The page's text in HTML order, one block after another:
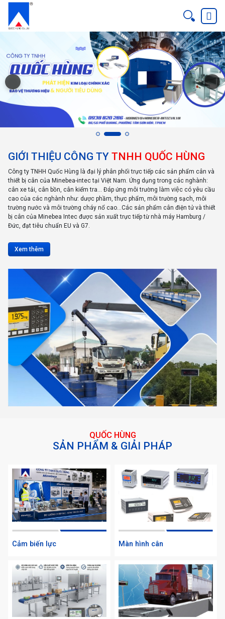
GIỚI THIỆU CÔNG TYTNHH QUỐC HÙNG
Công ty TNHH Quốc Hùng là đại lý phân phối trực tiếp các sản phẩm cân và
thiết bị cân của Minebea-intec tại Việt Nam. Ứng dụng trong các nghành:
cân xe tải, cân bồn, cân kiểm tra... Đáp ứng môi trường làm việc có yêu cầu
cao của các nghành như: dược phầm, thực phẩm, môi trường sạch, môi
trường nước và môi trường cháy nổ cao...Các sản phẩm cân điện tử và thiết
bị cân của Minebea Intec được sản xuất trực tiếp từ nhà máy Hamburg /
Đức, đạt tiêu chuẩn EU và G7.
Xem thêm
QUỐC HÙNG
SẢN PHẨM & GIẢI PHÁP
Cảm biến lực Màn hình cân